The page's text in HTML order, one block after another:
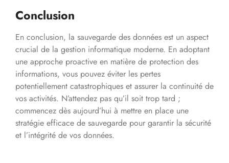
Conclusion
En conclusion, la sauvegarde des données est un aspect
crucial de la gestion informatique moderne. En adoptant
une approche proactive en matière de protection des
informations, vous pouvez éviter les pertes
potentiellement catastrophiques et assurer la continuité de
vos activités. N’attendez pas qu’il soit trop tard ;
commencez dès aujourd’hui à mettre en place une
stratégie efficace de sauvegarde pour garantir la sécurité
et l’intégrité de vos données.